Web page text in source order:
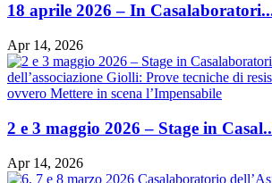
18 aprile 2026 – In
Apr 14, 2026
2 e 3 maggio 2026 – Stage in
Apr 14, 2026